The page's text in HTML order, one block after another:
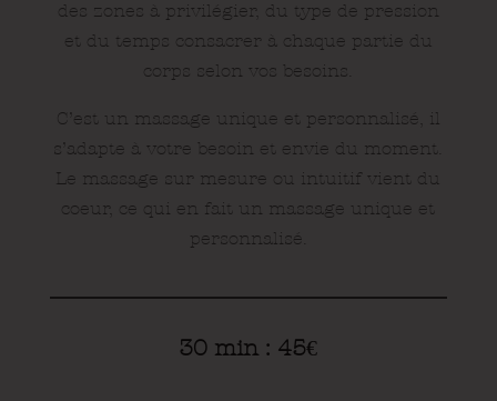
des zones à privilégier, du type de pression
et du temps consacrer à chaque partie du
corps selon vos besoins.
C’est un massage unique et personnalisé, il
s’adapte à votre besoin et envie du moment.
Le massage sur mesure ou intuitif vient du
coeur, ce qui en fait un massage unique et
personnalisé.
30 min : 45€